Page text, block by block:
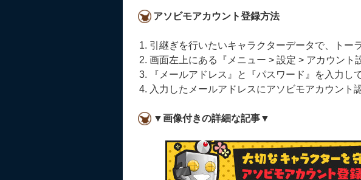
アソビモアカウント登録方法
引継ぎを行いたいキャラクターデータで、トー
画面左上にある『メニュー > 設定 > アカウント
『メールアドレス』と『パスワード』を入力し
入力したメールアドレスにアソビモアカウント
▼画像付きの詳細な記事▼